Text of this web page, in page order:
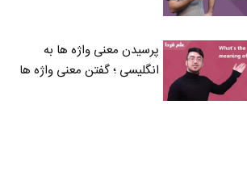
پرسیدن معنی واژه ها به
انگلیسی ؛ گفتن معنی واژه ها